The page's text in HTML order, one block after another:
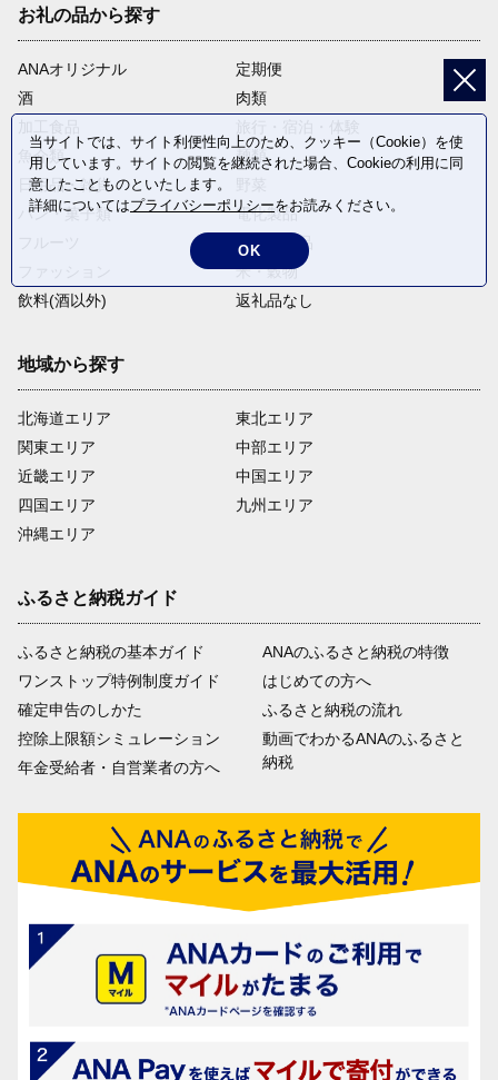
お礼の品から探す
ANAオリジナル
定期便
酒
肉類
魚介類
麺類
日用品・雑貨
パン・菓子類
電化製品
卵・乳製品
米・穀物
飲料(酒以外)
返礼品なし
地域から探す
北海道エリア
関東エリア
近畿エリア
四国エリア
沖縄エリア
東北エリア
中部エリア
中国エリア
九州エリア
ふるさと納税ガイド
ふるさと納税の基本ガイド
ワンストップ特例制度ガイド
確定申告のしかた
控除上限額シミュレーション
年金受給者・自営業者の方へ
ANAのふるさと納税の特徴
はじめての方へ
ふるさと納税の流れ
動画でわかるANAのふるさと
納税
当サイトでは、サイト利便性向上のため、クッキー（Cookie）を使
用しています。サイトの閲覧を継続された場合、Cookieの利用に同
意したことものといたします。
詳細についてはプライバシーポリシーをお読みください。
OK